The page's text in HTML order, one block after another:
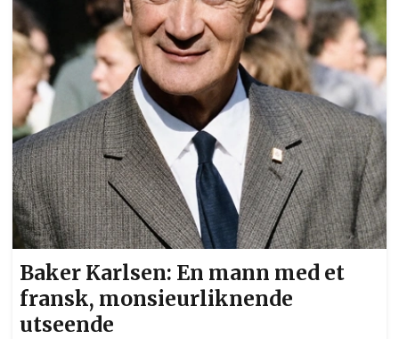
Baker Karlsen: En mann med et
fransk, monsieurliknende
utseende